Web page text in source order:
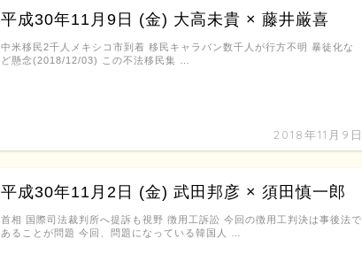
平成30年11月9日 (金) 大高未貴 × 藤井厳喜
2018年11月9日
中米移民2千人メキシコ市到着 移民キャラバン数千人が行方不明 暴徒化な
ど懸念(2018/12/03) この不法移民集 …
平成30年11月2日 (金) 武田邦彦 × 須田慎一郎
首相 国際司法裁判所へ提訴も視野 徴用工訴訟 今回の徴用工判決は事後法で
あることが問題 今回、問題になっている韓国人 …